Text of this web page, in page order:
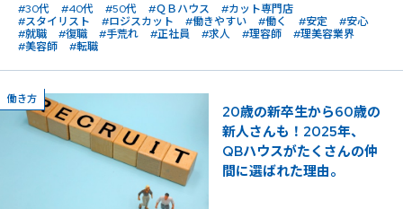
#30代 #40代 #50代 #ＱＢハウス
#カット専門店
#スタイリスト
#ロジスカット #働きやすい #働く #安定
#安心
#就職
#復職 #手荒れ #正社員 #求人 #理容師
#理美容業界
#美容師
#転職
働き方
20歳の新卒生から60歳の
新人さんも！2025年、
QBハウスがたくさんの仲
間に選ばれた理由。